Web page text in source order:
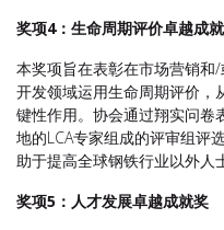
奖项4：生命周期评价卓越成
本奖项旨在表彰在市场营销和
开发领域运用生命周期评价，
键性作用。协会通过翔实问卷
地的LCA专家组成的评审组评
助于提高全球钢铁行业以外人
奖项5：人才发展卓越成就奖